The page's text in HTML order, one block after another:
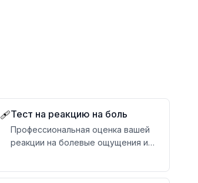
🩹Тест на реакцию на боль
Профессиональная оценка вашей
реакции на болевые ощущения и